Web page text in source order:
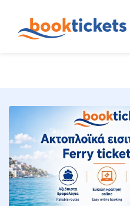
εισιτήρια πλοίων